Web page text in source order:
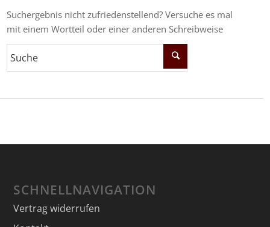
Suchergebnis nicht zufriedenstellend? Versuche es mal
mit einem Wortteil oder einer anderen Schreibweise
SCHNELLNAVIGATION
Vertrag widerrufen